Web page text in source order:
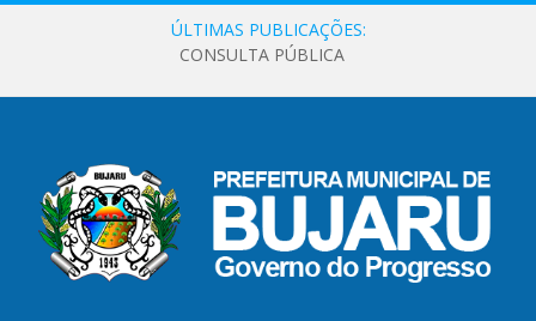
ÚLTIMAS PUBLICAÇÕES:
CONSULTA PÚBLICA